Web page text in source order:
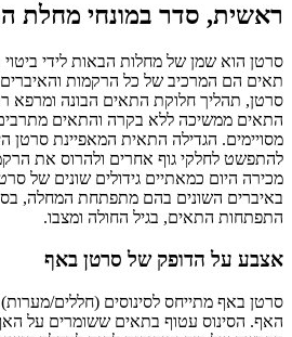
ראשית, סדר במונחי מחלת
סרטן הוא שמן של מחלות הבאות לידי
תאים הם המרכיב של כל הרקמות
סרטן, תהליך חלוקת התאים הבונה ומרפא
התאים ממשיכה ללא בקרה והתאים
מסויימים. הגדילה התאית המאפיינת סרטן
להתפשט לחלקי גוף אחרים ולהרוס את
מכירה היום כמאתיים גידולים שונים של
באיברים השונים בהם מתפתחת המחלה,
התפתחות התאים, בגיל החולה ומצבו.
אצבע על הדופק של סרטן באף
סרטן באף מתייחס לסינוסים (חללים/
האף. הסינוס עטוף בתאים ששומרים על